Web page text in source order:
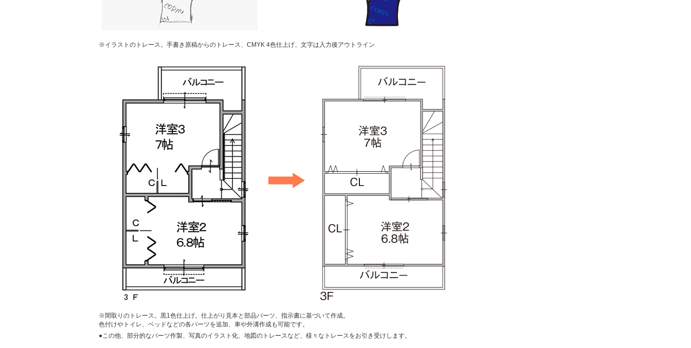
※イラストのトレース。手書き原稿からのトレース、CMYK 4色仕上げ、文字は入力後アウトライン
※間取りのトレース。黒1色仕上げ。仕上がり見本と部品バーツ、指示書に基づいて作成。
色付けやトイレ、ベッドなどの各パーツを追加、車や外溝作成も可能です。
●この他、部分的なパーツ作製、写真のイラスト化、地図のトレースなど、様々なトレースをお引き受けします。